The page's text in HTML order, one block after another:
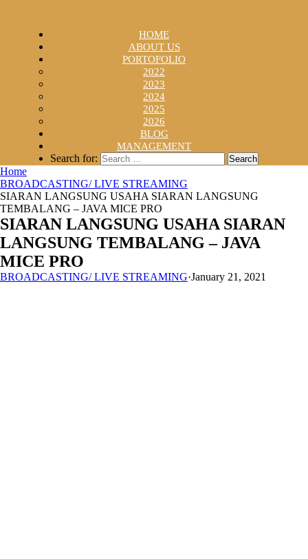
HOME
ABOUT US
PORTOFOLIO
2022
2023
2024
2025
2026
BLOG
MANAGEMENT
Search for:
Home
BROADCASTING/ LIVE STREAMING
SIARAN LANGSUNG USAHA SIARAN LANGSUNG
TEMBALANG – JAVA MICE PRO
SIARAN LANGSUNG USAHA SIARAN
LANGSUNG TEMBALANG – JAVA
MICE PRO
BROADCASTING/ LIVE STREAMING·January 21, 2021